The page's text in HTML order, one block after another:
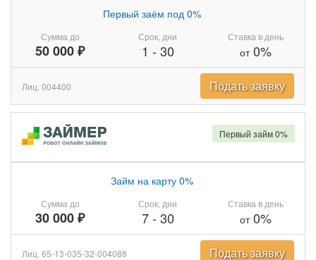
Сумма до
50 000 ₽
Первый заём под 0%
Срок, дни
1 - 30
Ставка в день
от0%
Лиц. 004400 Подать заявку
Сумма до
30 000 ₽
Займ на карту 0%
Срок, дни
7- 30
Ставка в день
от0%
Первый займ 0%
Лиц. 65-13-035-32-004088 Подать заявку